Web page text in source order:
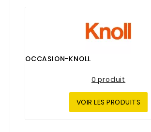
OCCASION-KNOLL
0 produit
VOIR LES PRODUITS